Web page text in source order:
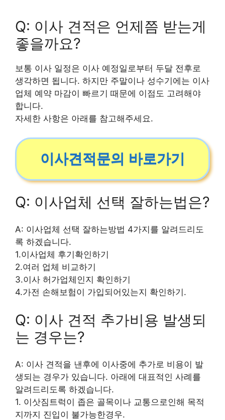
Q: 이사 견적은 언제쯤 받는게
좋을까요?
보통 이사 일정은 이사 예정일로부터 두달 전후로
생각하면 됩니다. 하지만 주말이나 성수기에는 이사
업체 예약 마감이 빠르기 때문에 이점도 고려해야
합니다.
자세한 사항은 아래를 참고해주세요.
이사견적문의 바로가기
Q: 이사업체 선택 잘하는법은?
A: 이사업체 선택 잘하는방법 4가지를 알려드리도
록 하겠습니다.
1.이사업체 후기확인하기
2.여러 업체 비교하기
3.이사 허가업체인지 확인하기
4.가전 손해보험이 가입되어있는지 확인하기.
Q: 이사 견적 추가비용 발생되
는 경우는?
A: 이사 견적을 낸후에 이사중에 추가로 비용이 발
생되는 경우가 있습니다. 아래에 대표적인 사례를
알려드리도록 하겠습니다.
1. 이삿짐트럭이 좁은 골목이나 교통으로인해 목적
지까지 진입이 불가능한경우.